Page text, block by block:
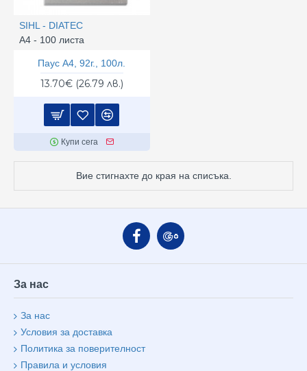
SIHL - DIATEC
А4 - 100 листа
Паус А4, 92г., 100л.
13.70€ (26.79 лв.)
Купи сега
Вие стигнахте до края на списъка.
За нас
За нас
Условия за доставка
Политика за поверителност
Правила и условия